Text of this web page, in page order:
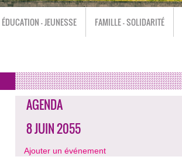
ÉDUCATION - JEUNESSE FAMILLE - SOLIDARITÉ
AGENDA
8 JUIN 2055
Ajouter un événement